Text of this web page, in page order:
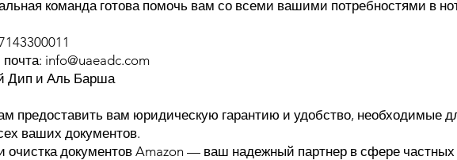
команда готова помочь вам со всеми вашими потребностями в
info@uaeadc.com
Дип и Аль Барша
предоставить вам юридическую гарантию и удобство, необходимые
ваших документов.
очистка документов Amazon — ваш надежный партнер в сфере частных